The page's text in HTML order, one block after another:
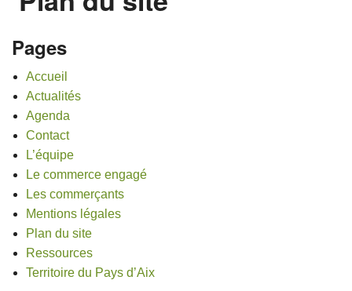
LES COMMERÇANTS
Pages
Accueil
Actualités
Agenda
Contact
L’équipe
Le commerce engagé
Les commerçants
Mentions légales
Plan du site
Ressources
Territoire du Pays d’Aix